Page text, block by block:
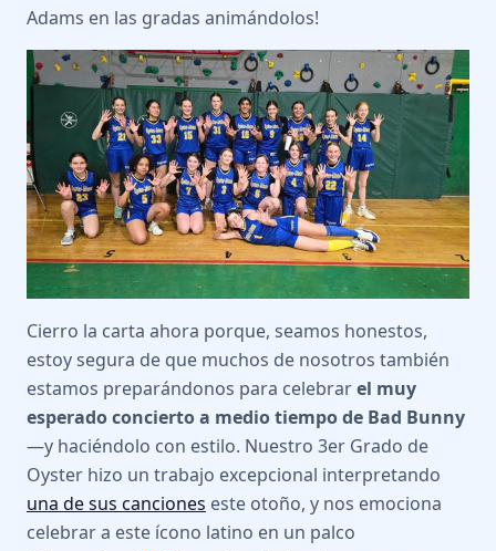
Adams en las gradas animándolos!
Cierro la carta ahora porque, seamos honestos,
estoy segura de que muchos de nosotros también
estamos preparándonos para celebrarel muy
esperado concierto a medio tiempo de Bad Bunny
—y haciéndolo con estilo. Nuestro 3er Grado de
Oyster hizo un trabajo excepcional interpretando
una de sus canciones este otoño, y nos emociona
celebrar a este ícono latino en un palco